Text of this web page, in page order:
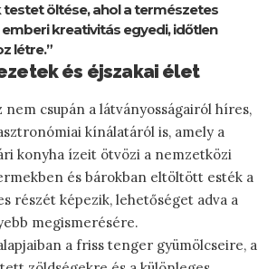
öltése, ahol a természetes
emberi kreativitás egyedi, időtlen
létre.”
és éjszakai élet
nem csupán a látványosságairól híres,
kínálatáról is, amely a
konyha ízeit ötvözi a nemzetközi
és bárokban eltöltött esték a
részét képezik, lehetőséget adva a
megismerésére.
a friss tenger gyümölcseire, a